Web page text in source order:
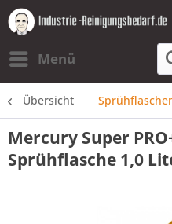
Menü
Übersicht
Mercury Super
Sprühflasche 1,0